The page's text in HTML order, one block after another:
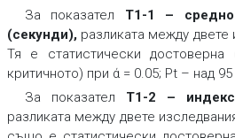
За показател Т1-1 –
(секунди),разликата между двете
Тя е статистически
критичното) при ά = 0.05; Pt – над 95
За показател Т1-2 –
разликата между двете